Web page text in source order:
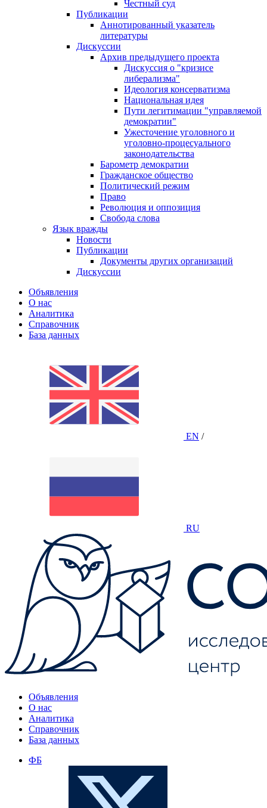
Честный суд
Публикации
Аннотированный указатель
литературы
Дискуссии
Архив предыдущего проекта
Дискуссия о "кризисе
либерализма"
Идеология консерватизма
Национальная идея
Пути легитимации "управляемой
демократии"
Ужесточение уголовного и
уголовно-процесуального
законодательства
Барометр демократии
Гражданское общество
Политический режим
Право
Революция и оппозиция
Свобода слова
Язык вражды
Новости
Публикации
Документы других организаций
Дискуссии
Объявления
О нас
Аналитика
Справочник
База данных
EN /
RU
Объявления
О нас
Аналитика
Справочник
База данных
ФБ